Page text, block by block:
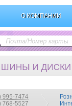
О КОМПАНИИ
ШИНЫ И ДИСКИ
995-7474
768-5527